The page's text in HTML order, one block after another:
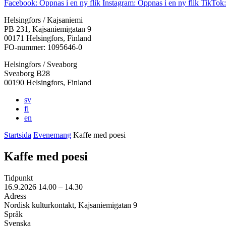
Facebook: Öppnas i en ny flik Instagram: Öppnas i en ny flik
Helsingfors / Kajsaniemi
PB 231, Kajsaniemigatan 9
00171 Helsingfors, Finland
FO-nummer: 1095646-0
Helsingfors / Sveaborg
Sveaborg B28
00190 Helsingfors, Finland
sv
fi
en
Startsida Evenemang Kaffe med poesi
Kaffe med poesi
Tidpunkt
16.9.2026 14.00 – 14.30
Adress
Nordisk kulturkontakt, Kajsaniemigatan 9
Språk
Svenska